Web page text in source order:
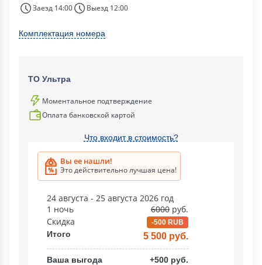
Заезд 14:00
Выезд 12:00
Комплектация номера
ТО Ультра
Моментальное подтверждение
Оплата банковской картой
Что входит в стоимость?
Вы ее нашли!
Это действительно лучшая цена!
24 августа - 25 августа 2026 год
1 ночь
6000 руб.
Скидка
-500 RUB
Итого 5 500 руб.
Ваша выгода +500 руб.